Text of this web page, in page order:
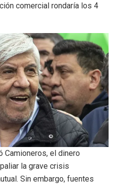
comercial rondaría los 4
Camioneros, el dinero
la grave crisis
Sin embargo, fuentes